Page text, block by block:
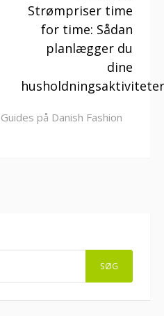
Strømpriser time
for time: Sådan
planlægger du
dine
husholdningsaktiviteter
på Danish Fashion
SØG